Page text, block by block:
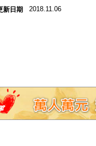
新日期 2018.11.06